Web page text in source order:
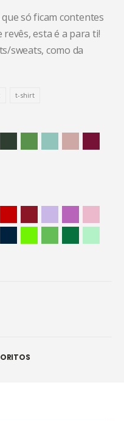
só ficam contentes
esta é a para ti!
sweats, como da
t-shirt